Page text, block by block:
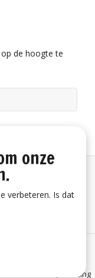
de hoogte te
Uniwork Beroepskleding
onze
verbeteren. Is dat